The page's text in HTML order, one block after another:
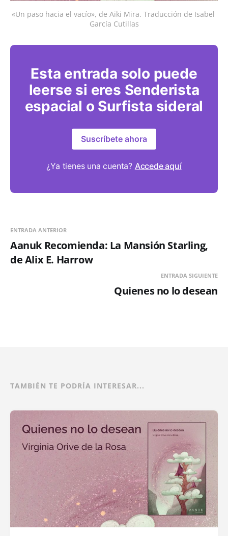
«Un paso hacia el vacío», de Aiki Mira. Traducción de Isabel
García Cutillas
Esta entrada solo puede
leerse si eres Senderista
espacial o Surfista sideral
Suscríbete ahora
¿Ya tienes una cuenta? Accede aquí
ENTRADA ANTERIOR
Aanuk Recomienda: La Mansión Starling,
de Alix E. Harrow
ENTRADA SIGUIENTE
Quienes no lo desean
TAMBIÉN TE PODRÍA INTERESAR...